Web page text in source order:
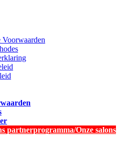
Voorwaarden
partnerprogramma/Onze salons